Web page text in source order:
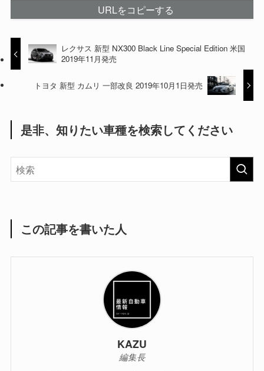
URLをコピーする
レクサス 新型 NX300 Black Line Special Edition 米国
2019年11月発売
トヨタ 新型 カムリ 一部改良 2019年10月1日発売
是非、知りたい車種を検索してください
この記事を書いた人
KAZU
編集長